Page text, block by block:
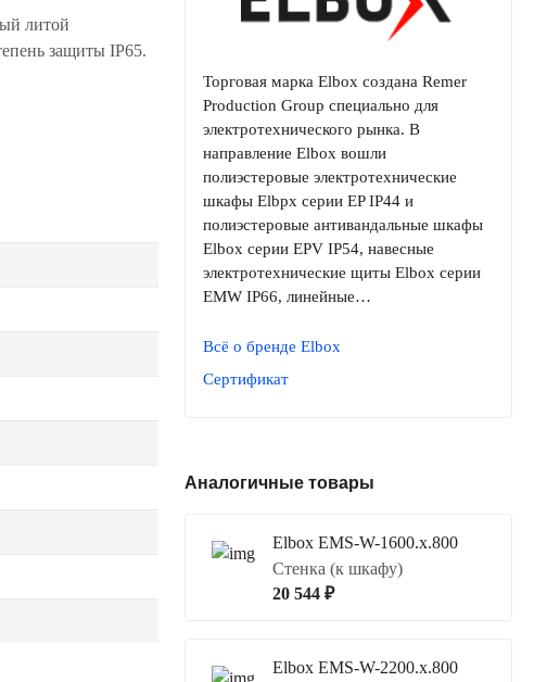
Торговая марка Elbox создана Remer
Production Group специально для
электротехнического рынка. В
направление Elbox вошли
полиэстеровые электротехнические
шкафы Elbpx серии EP IP44 и
полиэстеровые антивандальные шкафы
Elbox серии EPV IP54, навесные
электротехнические щиты Elbox серии
EMW IP66, линейные…
Всё о бренде Elbox
Сертификат
Аналогичные товары
Elbox EMS-W-1600.x.800
Стенка (к шкафу)
20 544 ₽
Elbox EMS-W-2200.x.800